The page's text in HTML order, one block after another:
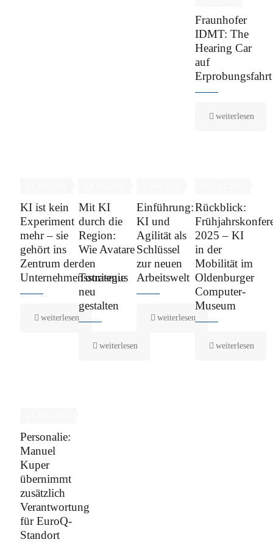
Fraunhofer
IDMT: The
Hearing Car
auf
Erprobungsfahrt
weiterlesen
KI ist kein
Experiment
mehr – sie
gehört ins
Zentrum der
Unternehmensstrategie
weiterlesen
Mit KI
durch die
Region:
Wie Avatare
den
Tourismus
neu
gestalten
weiterlesen
Einführung:
KI und
Agilität als
Schlüssel
zur neuen
Arbeitswelt
weiterlesen
Rückblick:
2025 – KI
in der
Mobilität im
Oldenburger
Computer-
Museum
weiterlesen
Personalie:
Manuel
Kuper
übernimmt
zusätzlich
Verantwortung
für EuroQ-
Standort